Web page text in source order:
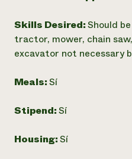
Skills Desired:Should
tractor, mower, chain
excavator not necessary
Meals:Sí
Stipend:Sí
Housing:Sí